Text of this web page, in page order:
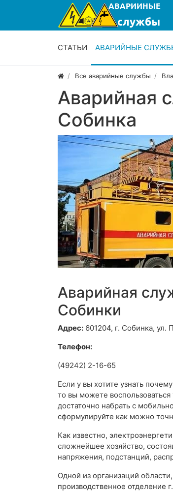
СТАТЬИ АВАРИЙНЫЕ
Все аварийные службы
Аварийная
Собинка
Аварийная
Собинки
Адрес: 601204, г. Собинка, ул.
Телефон:
(49242) 2-16-65
Если у вы хотите узнать
то вы можете
достаточно набрать с
сформулируйте как можно
Как известно,
сложнейшее хозяйство,
напряжения, подстанций,
Одной из организаций
производственное